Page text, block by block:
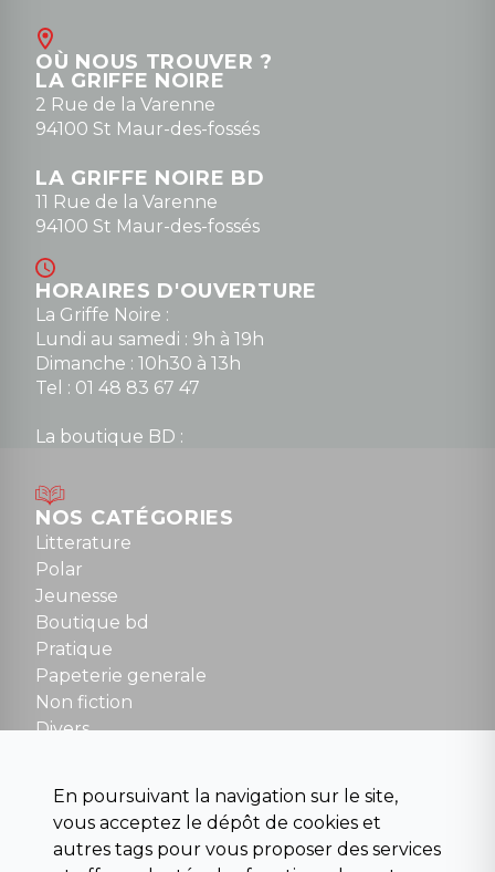
contact@la-griffe-noire.com
0148836747
OÙ NOUS TROUVER ?
LA GRIFFE NOIRE
2 Rue de la Varenne
94100 St Maur-des-fossés
LA GRIFFE NOIRE BD
11 Rue de la Varenne
94100 St Maur-des-fossés
HORAIRES D'OUVERTURE
La Griffe Noire :
Lundi au samedi : 9h à 19h
Dimanche : 10h30 à 13h
Tel : 01 48 83 67 47
La boutique BD :
Mardi au samedi : 10h à 13h / 14h à 19h
Dimanche : 10h30 à 12h30
Tel : 01 48 89 13 88
Fermé le dimanche en Juillet et Août
NOUS CONTACTER
contact@la-griffe-noire.com
NOS CATÉGORIES
Litterature
Polar
Jeunesse
Boutique bd
Pratique
Papeterie generale
Non fiction
Divers
Para scolaire
Histoire
Pochoteque
En poursuivant la navigation sur le site,
vous acceptez le dépôt de cookies et
autres tags pour vous proposer des services